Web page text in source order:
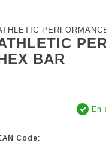
BAR
En
Code: